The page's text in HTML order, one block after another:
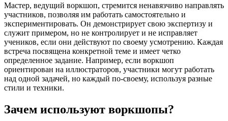
Мастер, ведущий воркшоп, стремится ненавязчиво направлять
участников, позволяя им работать самостоятельно и
экспериментировать. Он демонстрирует свою экспертизу и
служит примером, но не контролирует и не исправляет
учеников, если они действуют по своему усмотрению. Каждая
встреча посвящена конкретной теме и имеет четко
определенное задание. Например, если воркшоп
ориентирован на иллюстраторов, участники могут работать
над одной задачей, но каждый по-своему, используя разные
стили и техники.
Зачем используют воркшопы?